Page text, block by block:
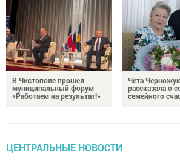
В Чистополе прошел
муниципальный форум
«Работаем на результат!»
Чета
рассказала о
семейного
ЦЕНТРАЛЬНЫЕ НОВОСТИ